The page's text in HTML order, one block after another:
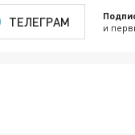
ТЕЛЕГРАМ и